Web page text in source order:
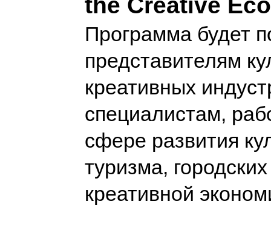
Программа будет
представителям
креативных
специалистам,
сфере развития
туризма,
креативной